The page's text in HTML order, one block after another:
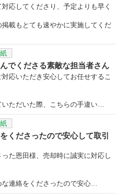
応してくださり、予定よりも早く
載もとても速やかに実施してくだ
でくださる素敵な担当者さん
応いただき安心してお任せするこ
ただいた際、こちらの手違い…
くださったので安心して取引
た恩田様、売却時に誠実に対応し
連絡をくださったので安心…